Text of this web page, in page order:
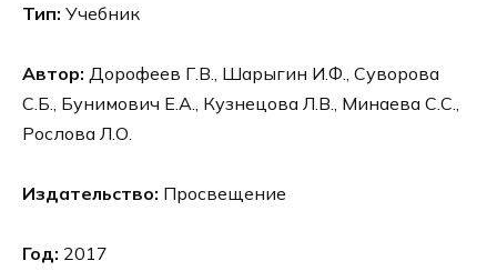
Тип: Учебник
Автор: Дорофеев Г.В., Шарыгин И.Ф., Суворова
С.Б., Бунимович Е.А., Кузнецова Л.В., Минаева С.С.,
Рослова Л.О.
Издательство: Просвещение
Год: 2017